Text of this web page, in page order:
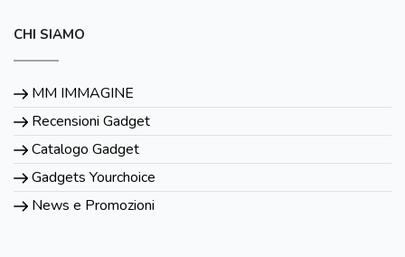
CHI SIAMO
MM IMMAGINE
Recensioni Gadget
Catalogo Gadget
Gadgets Yourchoice
News e Promozioni